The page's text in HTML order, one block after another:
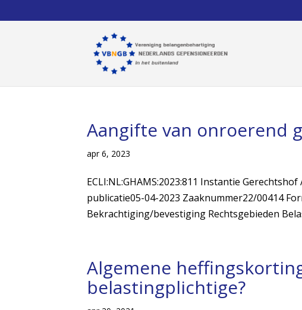
Aangifte van onroerend
apr 6, 2023
ECLI:NL:GHAMS:2023:811 Instantie
publicatie05-04-2023 Zaaknummer22/00414
Bekrachtiging/bevestiging Rechtsgebieden
Algemene
belastingplichtige?